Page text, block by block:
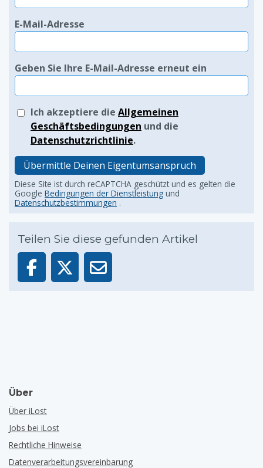
E-Mail-Adresse
Geben Sie Ihre E-Mail-Adresse erneut ein
Ich akzeptiere die Allgemeinen
Geschäftsbedingungen und die
Datenschutzrichtlinie.
Übermittle Deinen Eigentumsanspruch
Diese Site ist durch reCAPTCHA geschützt und es gelten die
Google Bedingungen der Dienstleistung und
Datenschutzbestimmungen .
Teilen Sie diese gefunden Artikel
Über
Über iLost
Jobs bei iLost
Rechtliche Hinweise
Datenverarbeitungsvereinbarung